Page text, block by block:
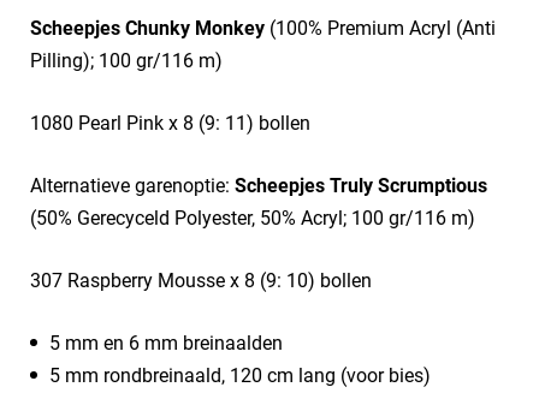
Scheepjes Chunky Monkey (100% Premium Acryl (Anti
Pilling); 100 gr/116 m)
1080 Pearl Pink x 8 (9: 11) bollen
Alternatieve garenoptie: Scheepjes Truly Scrumptious
(50% Gerecyceld Polyester, 50% Acryl; 100 gr/116 m)
307 Raspberry Mousse x 8 (9: 10) bollen
5 mm en 6 mm breinaalden
5 mm rondbreinaald, 120 cm lang (voor bies)